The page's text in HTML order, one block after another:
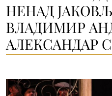
НЕНАД
ВЛАДИМИР
АЛЕКСАНДАР